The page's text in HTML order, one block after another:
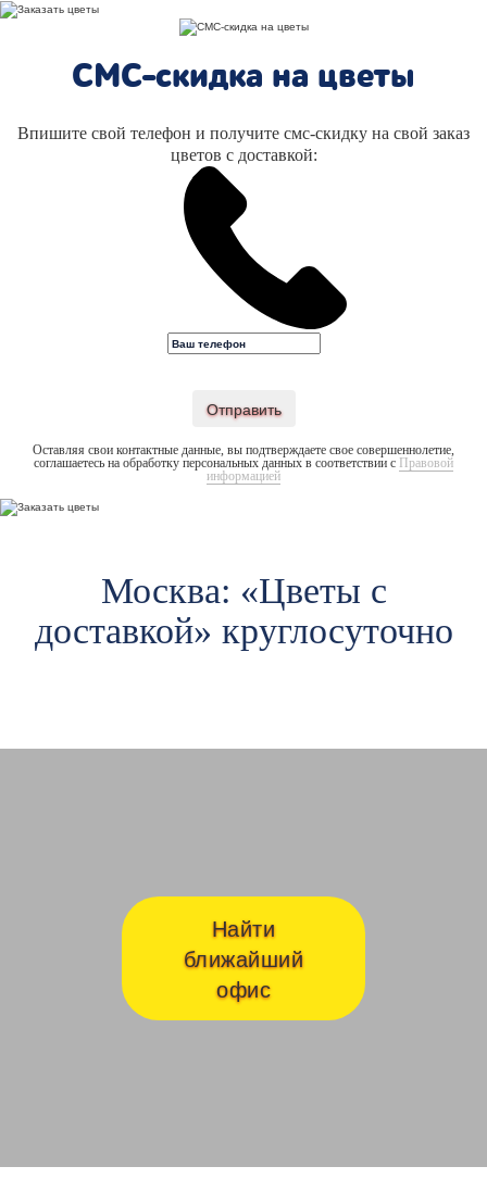
СМС-скидка на цветы
Впишите свой телефон и получите смс-скидку на свой заказ
цветов с доставкой:
Отправить
Оставляя свои контактные данные, вы подтверждаете свое совершеннолетие,
соглашаетесь на обработку персональных данных в соответствии с Правовой
информацией
Москва: «Цветы c
доставкой» круглосуточно
Найти
ближайший
офис